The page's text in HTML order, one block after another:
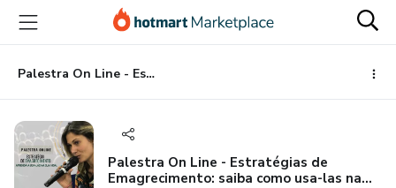
para
conteúdo
principal
para
pagamento
para
rodapé
Palestra On Line - Estratégias de Emagrecimento: saiba como usa-las na sua vida
Palestra On Line - Estratégias de
Emagrecimento: saiba como usa-las na